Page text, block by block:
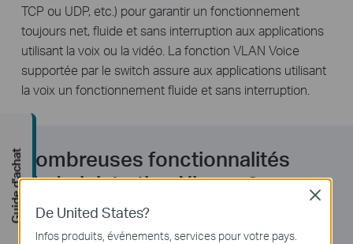
TCP ou UDP, etc.) pour garantir un fonctionnement
toujours net, fluide et sans interruption aux applications
utilisant la voix ou la vidéo. La fonction VLAN Voice
supportée par le switch assure aux applications utilisant
la voix un fonctionnement fluide et sans interruption.
Nombreuses fonctionnalités
d'administration Niveau 2
Pour un champ d’application plus large des switches L2,
le T1600G-28TS prend en charge une liste complète de
De United States?
Infos produits, événements, services pour votre pays.
Close
Guide d'achat